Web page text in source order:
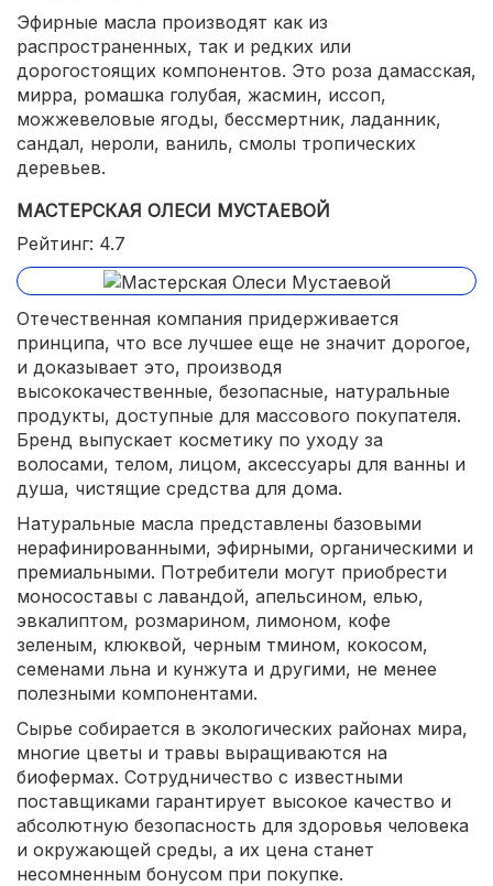
Эфирные масла производят как из
распространенных, так и редких или
дорогостоящих компонентов. Это роза дамасская,
мирра, ромашка голубая, жасмин, иссоп,
можжевеловые ягоды, бессмертник, ладанник,
сандал, нероли, ваниль, смолы тропических
деревьев.
МАСТЕРСКАЯ ОЛЕСИ МУСТАЕВОЙ
Рейтинг: 4.7
Отечественная компания придерживается
принципа, что все лучшее еще не значит дорогое,
и доказывает это, производя
высококачественные, безопасные, натуральные
продукты, доступные для массового покупателя.
Бренд выпускает косметику по уходу за
волосами, телом, лицом, аксессуары для ванны и
душа, чистящие средства для дома.
Натуральные масла представлены базовыми
нерафинированными, эфирными, органическими и
премиальными. Потребители могут приобрести
моносоставы с лавандой, апельсином, елью,
эвкалиптом, розмарином, лимоном, кофе
зеленым, клюквой, черным тмином, кокосом,
семенами льна и кунжута и другими, не менее
полезными компонентами.
Сырье собирается в экологических районах мира,
многие цветы и травы выращиваются на
биофермах. Сотрудничество с известными
поставщиками гарантирует высокое качество и
абсолютную безопасность для здоровья человека
и окружающей среды, а их цена станет
несомненным бонусом при покупке.